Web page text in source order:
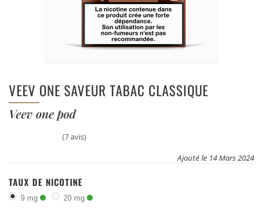
VEEV ONE SAVEUR TABAC CLASSIQUE
Veev one pod
(7 avis)
Ajouté le 14 Mars 2024
TAUX DE NICOTINE
9 mg 20 mg